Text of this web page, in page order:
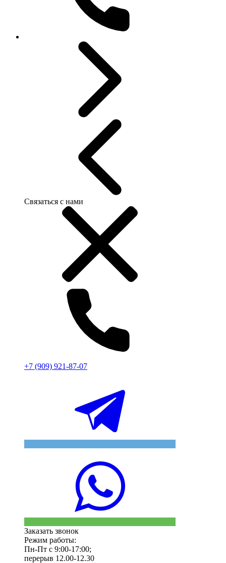
Связаться с нами
+7 (909) 921-87-07
Заказать звонок
Режим работы:
Пн-Пт с 9:00-17:00;
перерыв 12.00-12.30